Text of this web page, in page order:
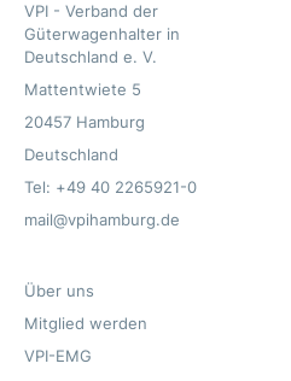
VPI - Verband der
Güterwagenhalter in
Deutschland e. V.
Mattentwiete 5
20457 Hamburg
Deutschland
Tel: +49 40 2265921-0
mail@vpihamburg.de
Über uns
Mitglied werden
VPI-EMG